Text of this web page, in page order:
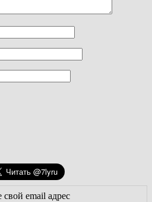
свой email адрес